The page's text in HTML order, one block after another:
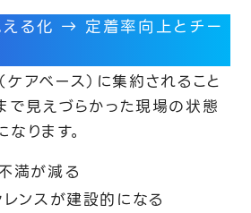
る化 → 定着率向上とチー
アベース）に集約されること
で見えづらかった現場の状態
ります。
満が減る
レンスが建設的になる